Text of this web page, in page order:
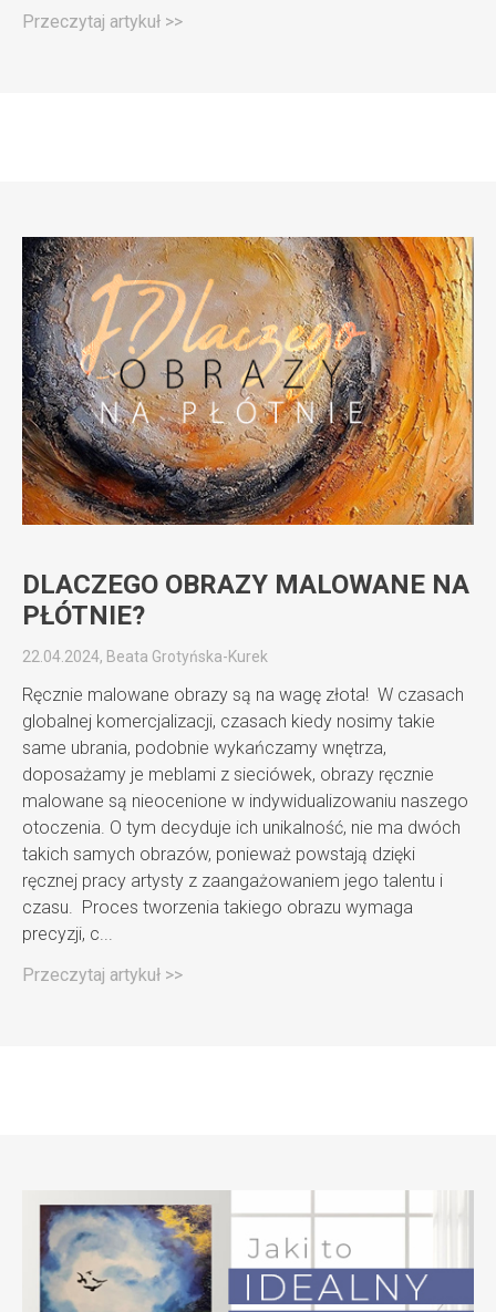
Przeczytaj artykuł >>
DLACZEGO OBRAZY MALOWANE NA
PŁÓTNIE?
22.04.2024, Beata Grotyńska-Kurek
Ręcznie malowane obrazy są na wagę złota! W czasach
globalnej komercjalizacji, czasach kiedy nosimy takie
same ubrania, podobnie wykańczamy wnętrza,
doposażamy je meblami z sieciówek, obrazy ręcznie
malowane są nieocenione w indywidualizowaniu naszego
otoczenia. O tym decyduje ich unikalność, nie ma dwóch
takich samych obrazów, ponieważ powstają dzięki
ręcznej pracy artysty z zaangażowaniem jego talentu i
czasu. Proces tworzenia takiego obrazu wymaga
precyzji, c...
Przeczytaj artykuł >>